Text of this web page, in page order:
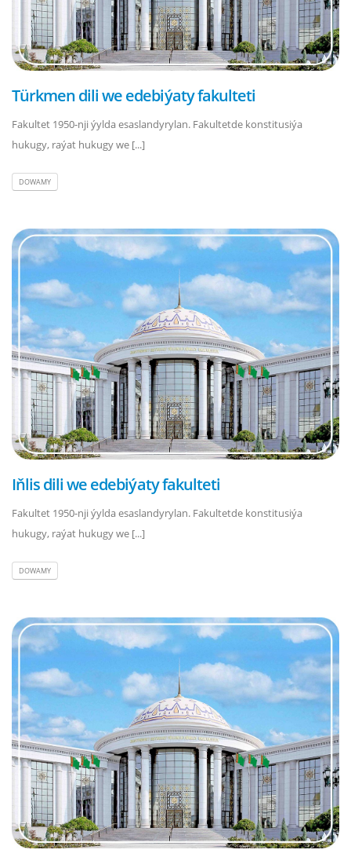
Türkmen dili we edebiýaty fakulteti
Fakultet 1950-nji ýylda esaslandyrylan. Fakultetde konstitusiýa
hukugy, raýat hukugy we [...]
DOWAMY
Iňlis dili we edebiýaty fakulteti
Fakultet 1950-nji ýylda esaslandyrylan. Fakultetde konstitusiýa
hukugy, raýat hukugy we [...]
DOWAMY